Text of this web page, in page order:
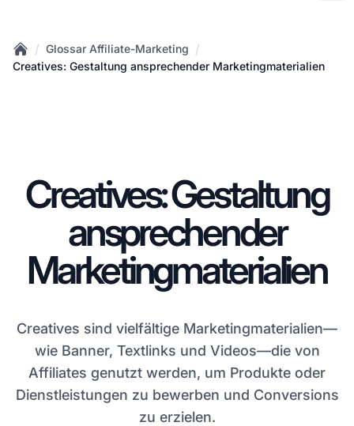
Home
/ Glossar Affiliate-Marketing /
Creatives: Gestaltung ansprechender Marketingmaterialien
Creatives: Gestaltung
ansprechender
Marketingmaterialien
Creatives sind vielfältige Marketingmaterialien—
wie Banner, Textlinks und Videos—die von
Affiliates genutzt werden, um Produkte oder
Dienstleistungen zu bewerben und Conversions
zu erzielen.